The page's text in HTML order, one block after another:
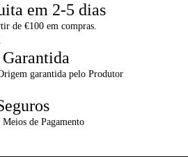
em 2-5 dias
de €100 em compras.
garantida pelo Produtor
Meios de Pagamento